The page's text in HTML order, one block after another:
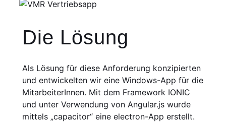
Die Lösung
Als Lösung für diese Anforderung konzipierten
und entwickelten wir eine Windows-App für die
MitarbeiterInnen. Mit dem Framework IONIC
und unter Verwendung von Angular.js wurde
mittels „capacitor“ eine electron-App erstellt.